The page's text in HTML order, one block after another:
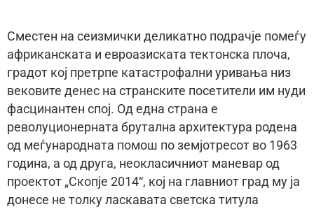
Сместен на сеизмички деликатно подрачје помеѓу
африканската и евроазиската тектонска плоча,
градот кој претрпе катастрофални уривања низ
вековите денес на странските посетители им нуди
фасцинантен спој. Од една страна е
револуционерната брутална архитектура родена
од меѓународната помош по земјотресот во 1963
година, а од друга, неокласичниот маневар од
проектот „Скопје 2014“, кој на главниот град му ја
донесе не толку ласкавата светска титула